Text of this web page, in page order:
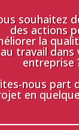
souhaitez
des actions
la
au travail dans
entreprise
nous part
en